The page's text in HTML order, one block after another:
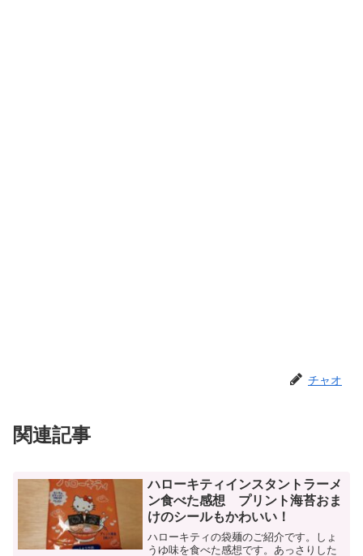
チャオ
関連記事
ハローキティインスタントラーメ
ン食べた感想 プリント海苔おま
けのシールもかわいい！
ハローキティの袋麺のご紹介です。しょ
うゆ味を食べた感想です。あっさりした